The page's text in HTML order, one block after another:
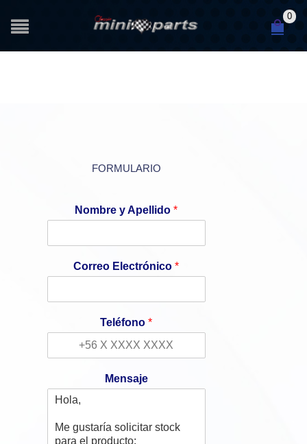
0
FORMULARIO
Nombre y Apellido *
Correo Electrónico *
Teléfono *
Mensaje